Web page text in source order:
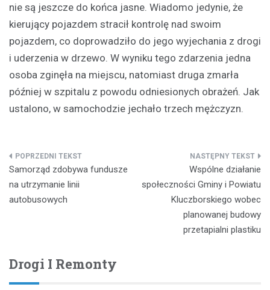
nie są jeszcze do końca jasne. Wiadomo jedynie, że
kierujący pojazdem stracił kontrolę nad swoim
pojazdem, co doprowadziło do jego wyjechania z drogi
i uderzenia w drzewo. W wyniku tego zdarzenia jedna
osoba zginęła na miejscu, natomiast druga zmarła
później w szpitalu z powodu odniesionych obrażeń. Jak
ustalono, w samochodzie jechało trzech mężczyzn.
Nawigacja
wpisu
Samorząd zdobywa fundusze
na utrzymanie linii
autobusowych
Wspólne działanie
społeczności Gminy i Powiatu
Kluczborskiego wobec
planowanej budowy
przetapialni plastiku
Drogi I Remonty